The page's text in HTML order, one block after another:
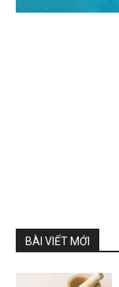
BÀI VIẾT MỚI